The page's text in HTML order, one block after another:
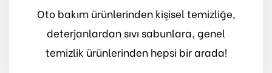
Oto bakım ürünlerinden kişisel temizliğe,
deterjanlardan sıvı sabunlara, genel
temizlik ürünlerinden hepsi bir arada!